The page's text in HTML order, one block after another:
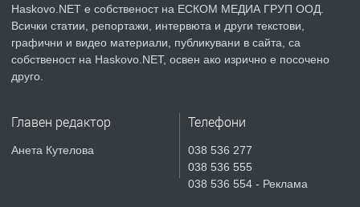
преди 5 дни
ПРЕДЛАГА
Продавам парцел в гр. Хасково кв.
СГЛОБЯВАНЕ НА МЕБЕЛИ.
Haskovo.NET е собственост на ЕСКОМ МЕДИА ГРУП ООД.
Всички статии, репортажи, интервюта и други текстови,
графични и видео материали, публикувани в сайта, са
собственост на Haskovo.NET, освен ако изрично е посочено
друго.
Главен редактор
Анета Кутелова
Телефони
038 536 277
038 536 555
038 536 554 - Реклама